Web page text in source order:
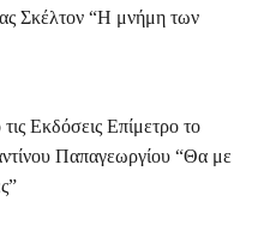
Σκέλτον “Η μνήμη των
Εκδόσεις Επίμετρο το
Παπαγεωργίου “Θα με